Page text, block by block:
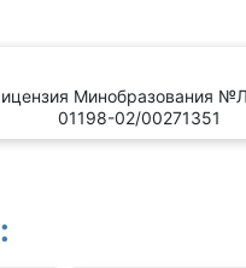
Минобразования
01198-02/00271351